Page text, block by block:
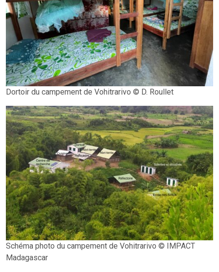
Dortoir du campement de Vohitrarivo © D. Roullet
Schéma photo du campement de Vohitrarivo © IMPACT
Madagascar